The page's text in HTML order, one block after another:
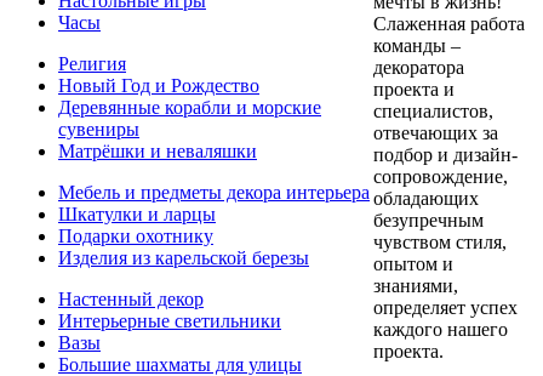
Часы
Религия
Новый Год и Рождество
Деревянные корабли и морские
сувениры
Матрёшки и неваляшки
Мебель и предметы декора интерьера
Шкатулки и ларцы
Подарки охотнику
Изделия из карельской березы
Настенный декор
Интерьерные светильники
Вазы
Большие шахматы для улицы
Слаженная работа
команды –
декоратора
проекта и
специалистов,
отвечающих за
подбор и дизайн-
сопровождение,
обладающих
безупречным
чувством стиля,
опытом и
знаниями,
определяет успех
каждого нашего
проекта.